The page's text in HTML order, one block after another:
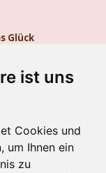
ist uns
Cookies und
um Ihnen ein
zu
Glück